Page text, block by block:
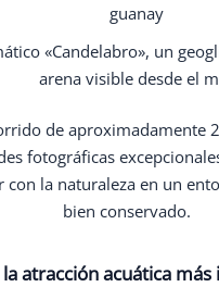
guanay
«Candelabro», un
arena visible desde el
de aproximadamente
fotográficas
con la naturaleza en un
bien conservado.
la atracción acuática